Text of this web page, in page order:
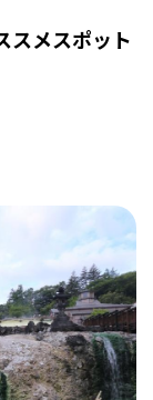
スメスポット